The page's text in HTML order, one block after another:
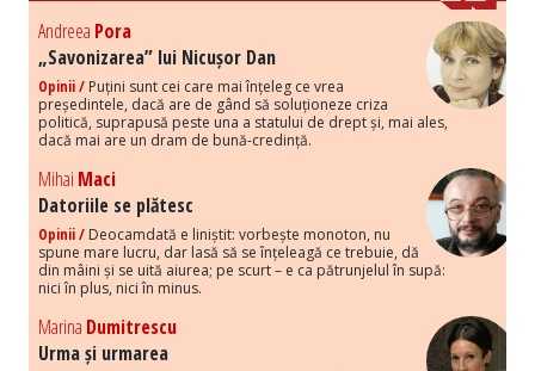
Andreea Pora
„Savonizarea” lui Nicușor Dan
Opinii / Puțini sunt cei care mai înțeleg ce vrea
președintele, dacă are de gând să soluționeze criza
politică, suprapusă peste una a statului de drept și, mai ales,
dacă mai are un dram de bună-credință.
Mihai Maci
Datoriile se plătesc
Opinii / Deocamdată e liniștit: vorbește monoton, nu
spune mare lucru, dar lasă să se înțeleagă ce trebuie, dă
din mâini și se uită aiurea; pe scurt – e ca pătrunjelul în supă:
nici în plus, nici în minus.
Marina Dumitrescu
Urma și urmarea